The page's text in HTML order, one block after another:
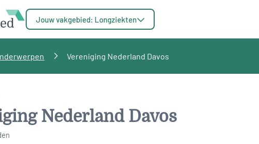
Jouw vakgebied: Longziekten
Vereniging Nederland Davos
Nederland Davos